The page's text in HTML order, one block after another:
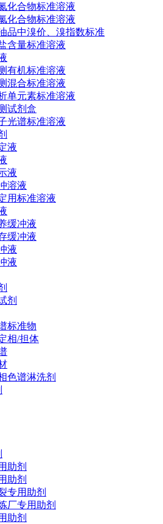
化合物标准溶液
化合物标准溶液
品中溴价、溴指数标准
含量标准溶液
有机标准溶液
混合标准溶液
单元素标准溶液
试剂盒
光谱标准溶液
液
液
溶液
用标准溶液
缓冲液
缓冲液
液
液
剂
标准物
相/担体
色谱淋洗剂
助剂
助剂
专用助剂
厂专用助剂
助剂